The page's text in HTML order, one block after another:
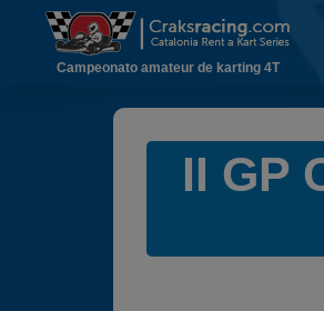
Campeonato amateur de karting 4T
II GP